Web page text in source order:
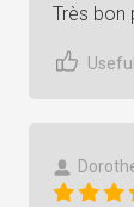
Très bon
Useful